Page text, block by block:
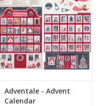
Adventale - Advent
Calendar